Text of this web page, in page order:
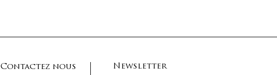
Contactez nous
Newsletter